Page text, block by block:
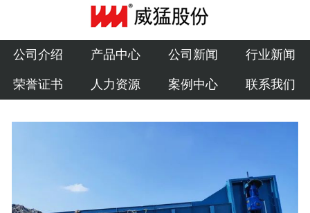
公司介绍
产品中心
公司新闻
行业新闻
人力资源
公司介绍 产品中心 公司新闻 行业新闻
荣誉证书 人力资源 案例中心 联系我们